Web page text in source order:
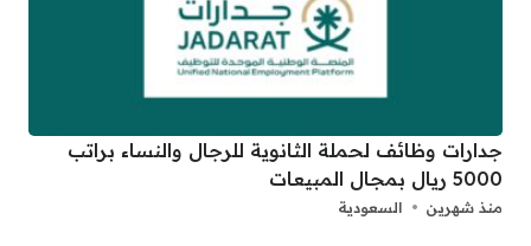
جدارات وظائف لحملة الثانوية للرجال والنساء براتب
5000 ريال بمجال المبيعات
منذ شهرين السعودية